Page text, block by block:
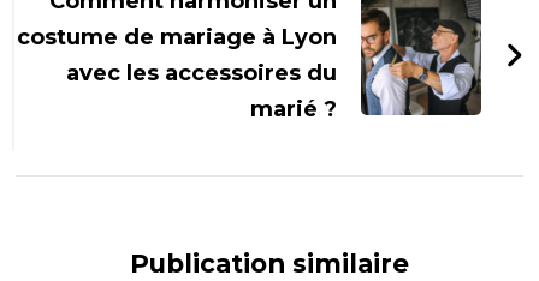
costume de mariage à Lyon
avec les accessoires du
marié ?
Publication similaire